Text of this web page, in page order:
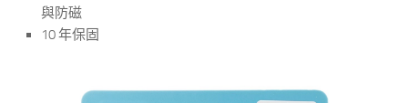
與防磁
10 年保固